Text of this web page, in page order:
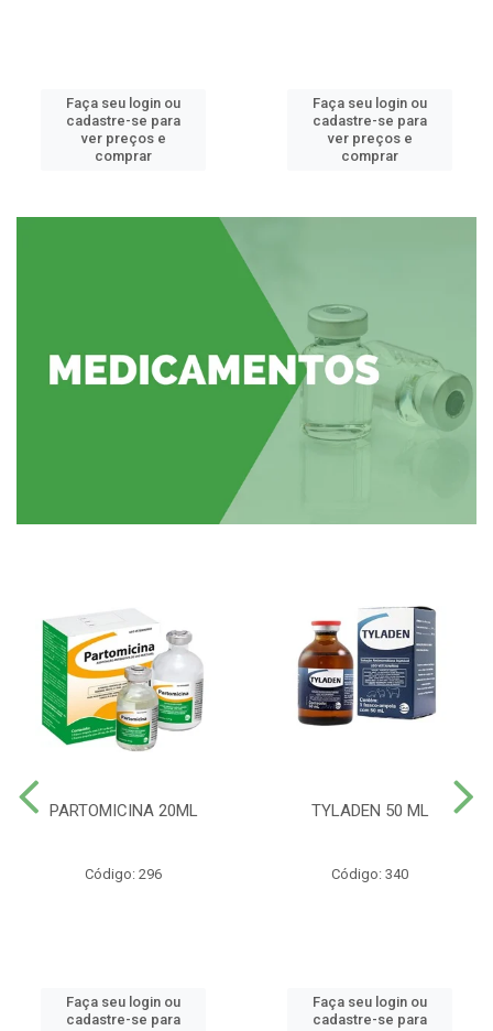
Faça seu login ou
cadastre-se para
ver preços e
comprar
Faça seu login ou
cadastre-se para
ver preços e
comprar
PARTOMICINA 20ML
Código: 296
Faça seu login ou
cadastre-se para
TYLADEN 50 ML
Código: 340
Faça seu login ou
cadastre-se para